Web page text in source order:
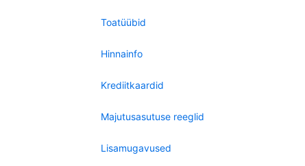
Toatüübid
Hinnainfo
Krediitkaardid
Majutusasutuse reeglid
Lisamugavused